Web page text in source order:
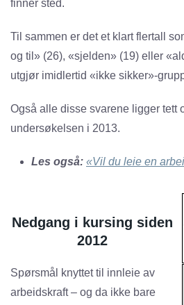
finner sted.
Til sammen er det et klart flertall
og til» (26), «sjelden» (19) eller
utgjør imidlertid «ikke sikker»-
Også alle disse svarene ligger tett
undersøkelsen i 2013.
Les også: «Vil du leie en
Nedgang i kursing siden
2012
Spørsmål knyttet til innleie av
arbeidskraft – og da ikke bare